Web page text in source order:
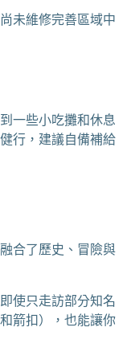
未維修完善區域中
一些小吃攤和休息
行，建議自備補給
合了歷史、冒險與
使只走訪部分知名
箭扣），也能讓你